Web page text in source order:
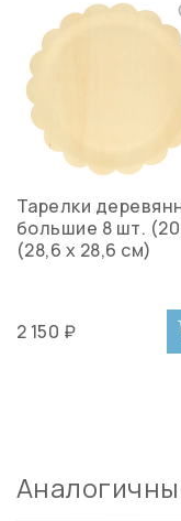
Тарелки
большие 8 шт.
(28,6 х 28,6 см)
2 150 ₽